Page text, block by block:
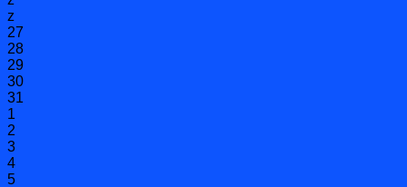
z
27
28
29
30
31
1
2
3
4
5